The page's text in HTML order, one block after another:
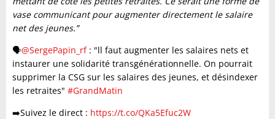
vase communicant pour augmenter directement le salaire
net des jeunes.”
🗣️@SergePapin_rf: "ll faut augmenter les salaires nets et
instaurer une solidarité transgénérationnelle. On pourrait
supprimer la CSG sur les salaires des jeunes, et désindexer
les retraites" #GrandMatin
➡️Suivez le direct : https://t.co/QKa5Efuc2W